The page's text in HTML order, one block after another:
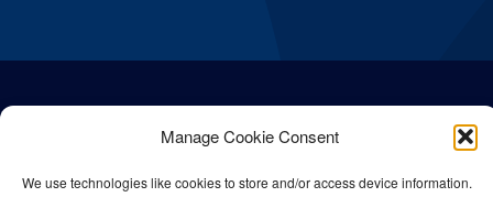
Manage Cookie Consent
We use technologies like cookies to store and/or access device information.